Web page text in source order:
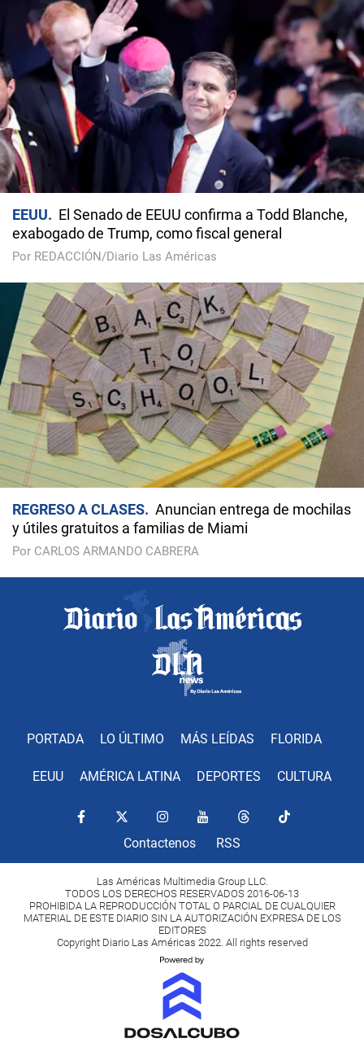
EEUU
El Senado de EEUU confirma a Todd Blanche,
exabogado de Trump, como fiscal general
Por REDACCIÓN/Diario Las Américas
REGRESO A CLASES
Anuncian entrega de mochilas
y útiles gratuitos a familias de Miami
Por CARLOS ARMANDO CABRERA
PORTADA LO ÚLTIMO MÁS LEÍDAS FLORIDA
EEUU AMÉRICA LATINA DEPORTES CULTURA
Contactenos RSS
Las Américas Multimedia Group LLC.
TODOS LOS DERECHOS RESERVADOS 2016-06-13
PROHIBIDA LA REPRODUCCIÓN TOTAL O PARCIAL DE CUALQUIER
MATERIAL DE ESTE DIARIO SIN LA AUTORIZACIÓN EXPRESA DE LOS
EDITORES
Copyright Diario Las Américas 2022. All rights reserved